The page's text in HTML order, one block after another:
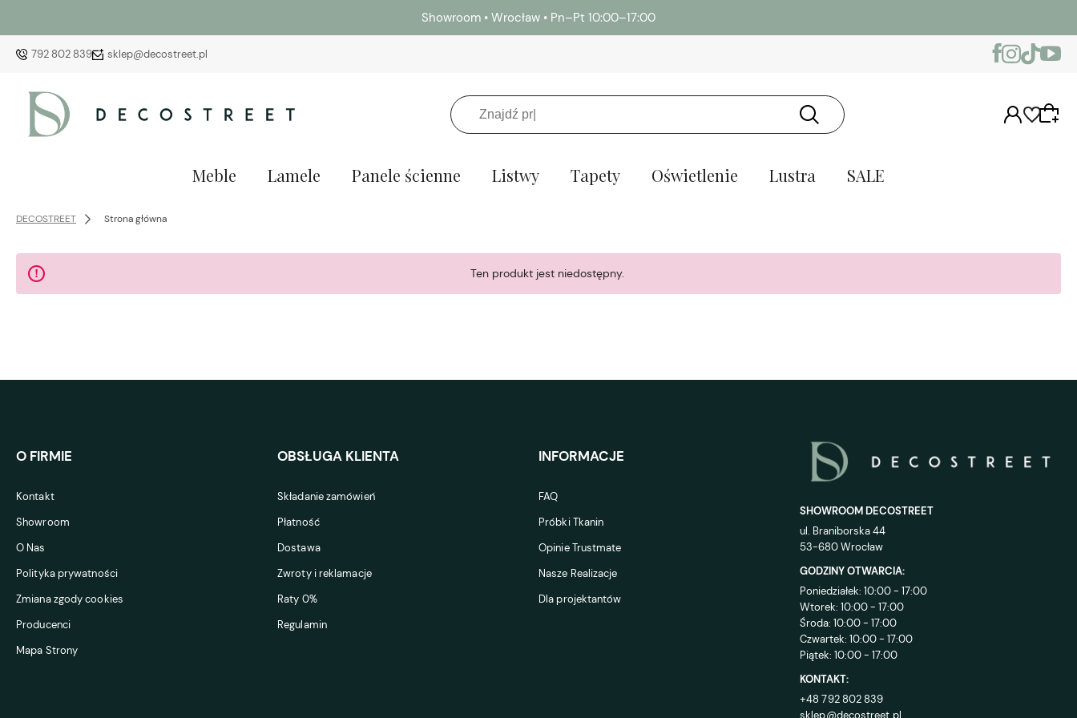
Potrzebujesz próbek lameli i paneli ściennych? →
792 802 839 sklep@decostreet.pl
Meble Lamele Panele ścienne Listwy Tapety Oświetlenie Lustra SALE
DECOSTREET Strona główna
Ten produkt jest niedostępny.
O FIRMIE
Kontakt
Showroom
O Nas
Polityka prywatności
Zmiana zgody cookies
Producenci
Mapa Strony
OBSŁUGA KLIENTA
Składanie zamówień
Płatność
Dostawa
Zwroty i reklamacje
Raty 0%
Regulamin
INFORMACJE
FAQ
Próbki Tkanin
Opinie Trustmate
Nasze Realizacje
Dla projektantów
SHOWROOM DECOSTREET
ul. Braniborska 44
53-680 Wrocław
GODZINY OTWARCIA:
Poniedziałek: 10:00 - 17:00
Wtorek: 10:00 - 17:00
Środa: 10:00 - 17:00
Czwartek: 10:00 - 17:00
Piątek: 10:00 - 17:00
KONTAKT:
+48 792 802 839